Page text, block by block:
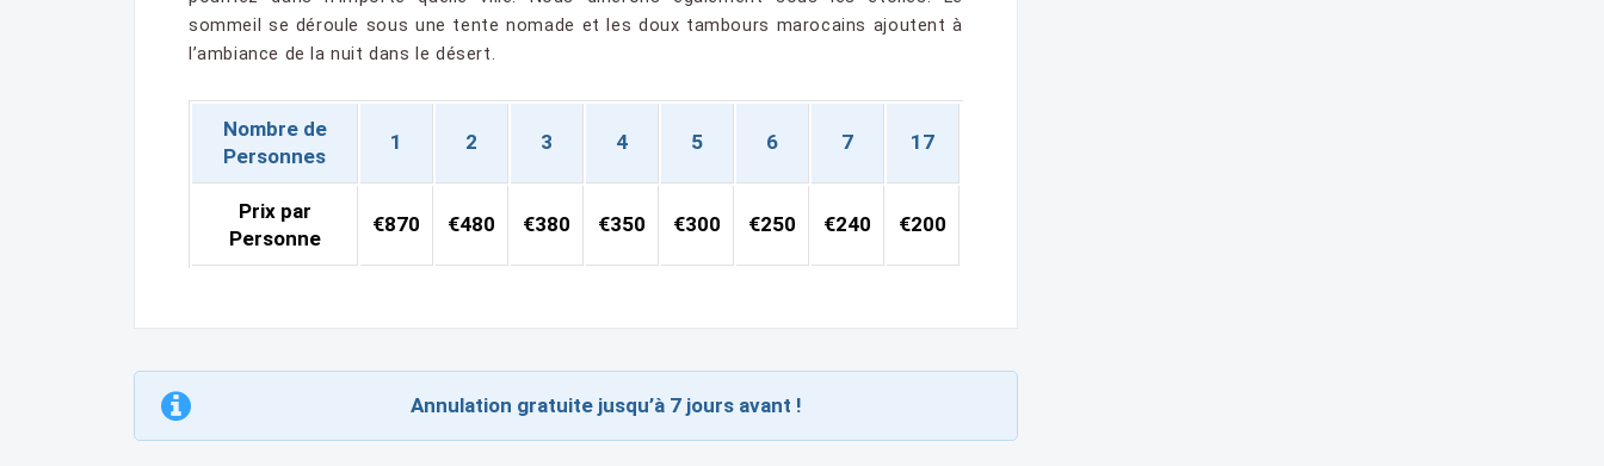
sommeil se déroule sous une tente nomade et les doux tambours marocains ajoutent à
l’ambiance de la nuit dans le désert.
Nombre de
Personnes
1 2 3 4 5 6 7 17
Prix par
Personne
€870 €480 €380 €350 €300 €250 €240 €200
Annulation gratuite jusqu’à 7 jours avant !